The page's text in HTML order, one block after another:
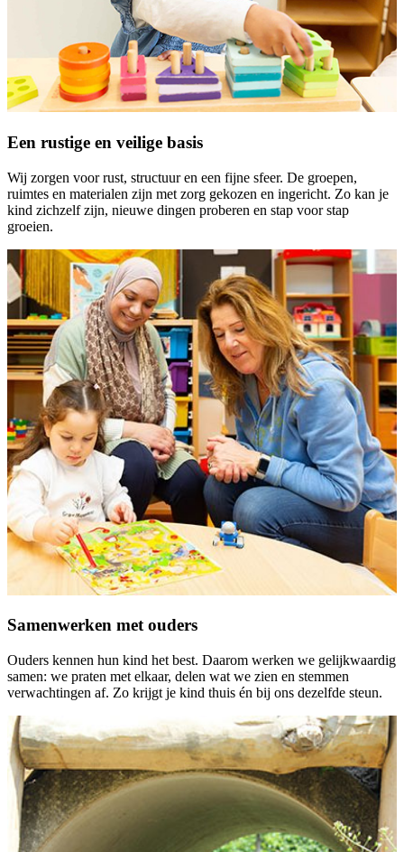
Een rustige en veilige basis
Wij zorgen voor rust, structuur en een fijne sfeer. De groepen,
ruimtes en materialen zijn met zorg gekozen en ingericht. Zo kan je
kind zichzelf zijn, nieuwe dingen proberen en stap voor stap
groeien.
Samenwerken met ouders
Ouders kennen hun kind het best. Daarom werken we gelijkwaardig
samen: we praten met elkaar, delen wat we zien en stemmen
verwachtingen af. Zo krijgt je kind thuis én bij ons dezelfde steun.